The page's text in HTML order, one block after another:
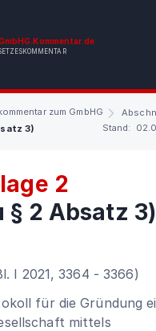
zum GmbHG
3)
Stand:
2
§ 2 Absatz 3)
I 2021, 3364 - 3366)
für die Gründung
mittels